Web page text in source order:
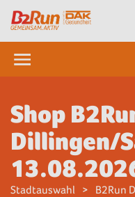
Shop
Dillingen/
Stadtauswahl B2Run